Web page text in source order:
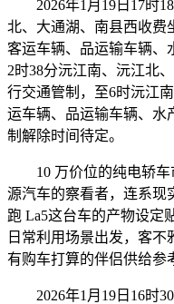
2026年1月19日17时18
北、大通湖、南县西收费
客运车辆、品运输车辆、
2时38分沅江南、沅江北
行交通管制，至6时沅江
运车辆、品运输车辆、水
制解除时间待定。
10 万价位的纯电轿车
源汽车的察看者，连系现
跑 La5这台车的产物设定
日常利用场景出发，客不
有购车打算的伴侣供给参
2026年1月19日16时30